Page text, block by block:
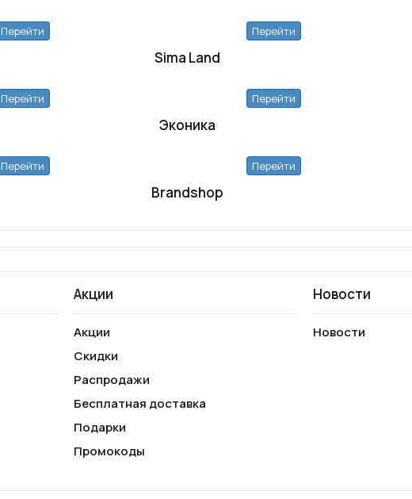
Перейти
Sima Land
Перейти
Перейти
Эконика
Перейти
Перейти
Brandshop
Перейти
Акции
Акции
Скидки
Распродажи
Бесплатная доставка
Подарки
Промокоды
Новости
Новости